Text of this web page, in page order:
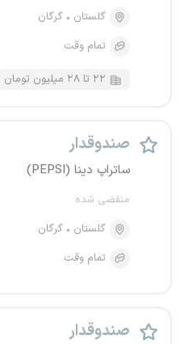
گلستان
گرگان
تمام وقت
۲۲ تا ۲۸ میلیون تومان
صندوقدار
ساتراپ دینا (PEPSI)
منقضی شده
گلستان
گرگان
تمام وقت
صندوقدار